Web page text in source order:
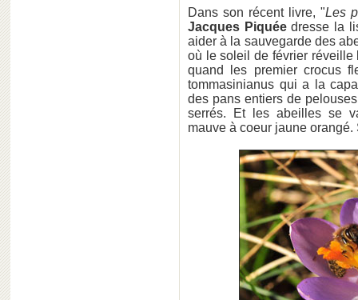
Dans son récent livre, "Les
Jacques Piquéedresse la
aider à la sauvegarde des
où le soleil de février
quand les premier crocus
tommasinianus qui a la
des pans entiers de
serrés. Et les abeilles se
mauve à coeur jaune